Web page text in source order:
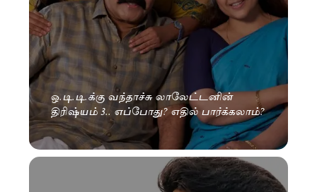
ஒ.டி.டி.க்கு வந்தாச்சு லாலேட்டனின்
திரிஷ்யம் 3.. எப்போது? எதில் பார்க்கலாம்?